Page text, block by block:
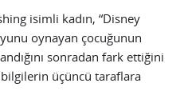
isimli kadın, “Disney
oynayan çocuğunun
sonradan fark ettiğini
üçüncü taraflara